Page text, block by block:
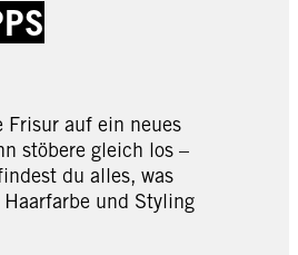
auf ein neues
stöbere gleich los –
du alles, was
und Styling